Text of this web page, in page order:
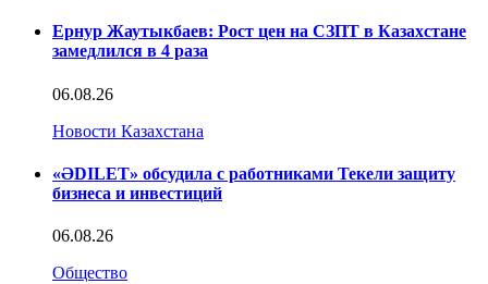
Ернур Жаутыкбаев: Рост цен на СЗПТ в Казахстане
замедлился в 4 раза
06.08.26
Новости Казахстана
«ӘDILET» обсудила с работниками Текели защиту
бизнеса и инвестиций
06.08.26
Общество